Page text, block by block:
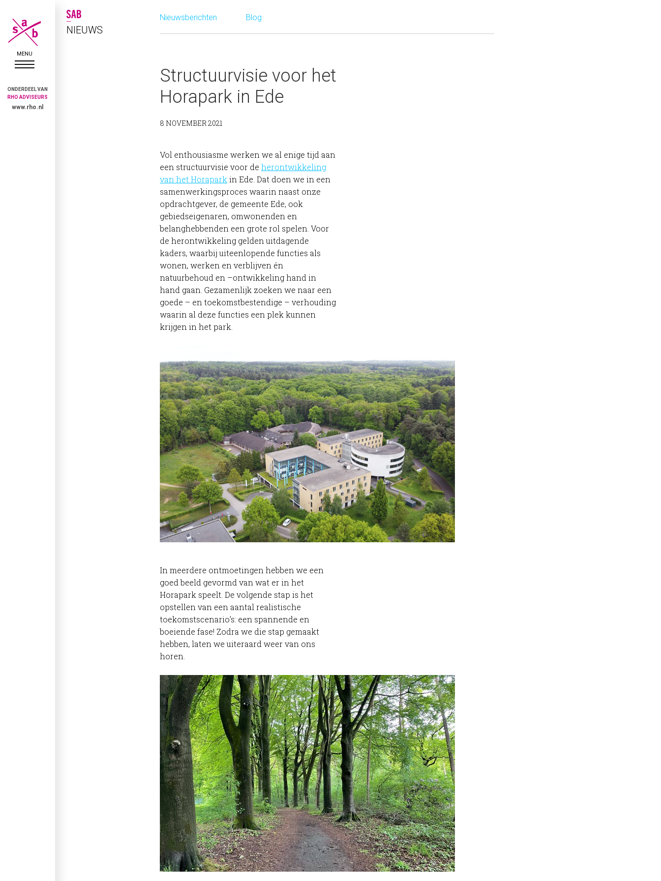
ONDERDEEL VAN
RHO ADVISEURS
www.rho.nl
NIEUWS
Nieuwsberichten Blog
Structuurvisie voor het
Horapark in Ede
8 NOVEMBER 2021
Vol enthousiasme werken we al enige tijd aan
een structuurvisie voor de herontwikkeling
van het Horapark in Ede. Dat doen we in een
samenwerkingsproces waarin naast onze
opdrachtgever, de gemeente Ede, ook
gebiedseigenaren, omwonenden en
belanghebbenden een grote rol spelen. Voor
de herontwikkeling gelden uitdagende
kaders, waarbij uiteenlopende functies als
wonen, werken en verblijven én
natuurbehoud en –ontwikkeling hand in
hand gaan. Gezamenlijk zoeken we naar een
goede – en toekomstbestendige – verhouding
waarin al deze functies een plek kunnen
krijgen in het park.
In meerdere ontmoetingen hebben we een
goed beeld gevormd van wat er in het
Horapark speelt. De volgende stap is het
opstellen van een aantal realistische
toekomstscenario’s: een spannende en
boeiende fase! Zodra we die stap gemaakt
hebben, laten we uiteraard weer van ons
horen.